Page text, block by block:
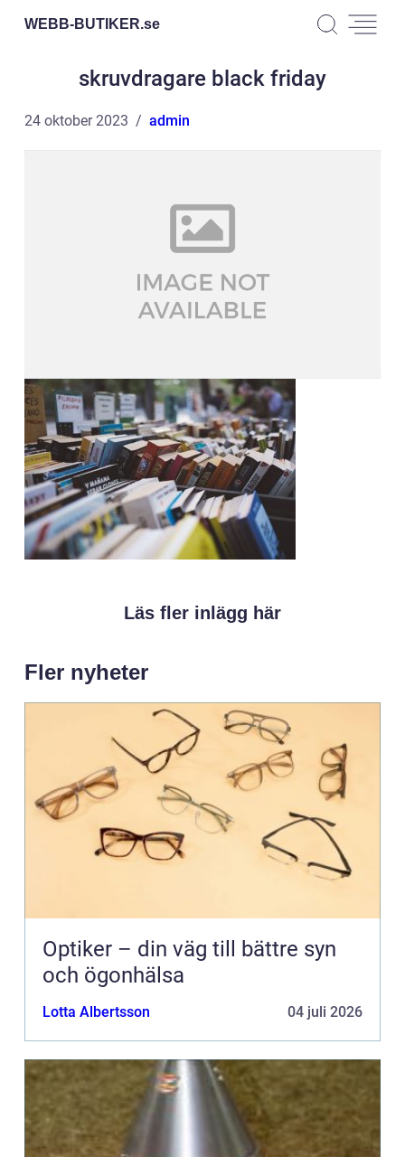
WEBB-BUTIKER.se
skruvdragare black friday
24 oktober 2023 admin
Läs fler inlägg här
Fler nyheter
Optiker – din väg till bättre syn
och ögonhälsa
Lotta Albertsson 04 juli 2026